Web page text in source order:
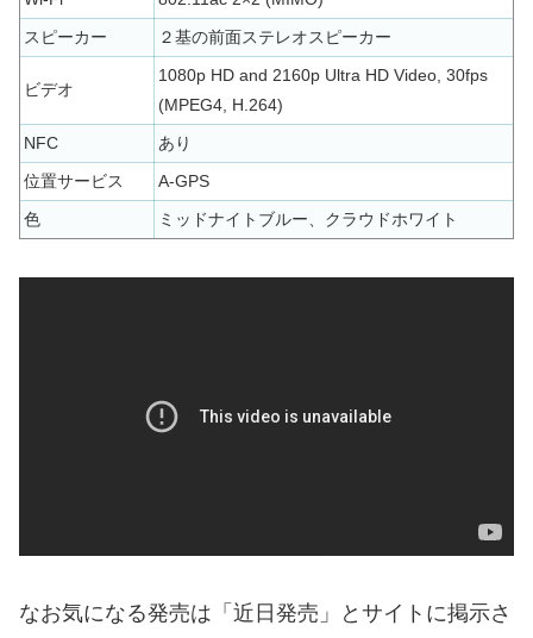
スピーカー
２基の前面ステレオスピーカー
ビデオ
1080p HD and 2160p Ultra HD Video, 30fps
(MPEG4, H.264)
NFC
あり
位置サービス
A-GPS
色
ミッドナイトブルー、クラウドホワイト
なお気になる発売は「近日発売」とサイトに掲示さ